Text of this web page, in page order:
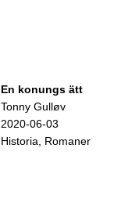
En konungs ätt
Tonny Gulløv
2020-06-03
Historia, Romaner